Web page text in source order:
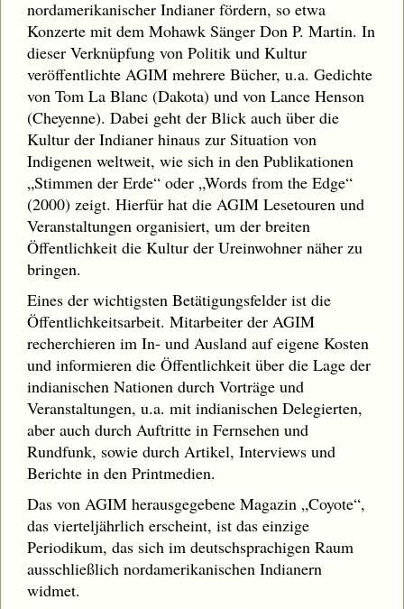
nordamerikanischer Indianer fördern, so etwa
Konzerte mit dem Mohawk Sänger Don P. Martin. In
dieser Verknüpfung von Politik und Kultur
veröffentlichte AGIM mehrere Bücher, u.a. Gedichte
von Tom La Blanc (Dakota) und von Lance Henson
(Cheyenne). Dabei geht der Blick auch über die
Kultur der Indianer hinaus zur Situation von
Indigenen weltweit, wie sich in den Publikationen
„Stimmen der Erde“ oder „Words from the Edge“
(2000) zeigt. Hierfür hat die AGIM Lesetouren und
Veranstaltungen organisiert, um der breiten
Öffentlichkeit die Kultur der Ureinwohner näher zu
bringen.
Eines der wichtigsten Betätigungsfelder ist die
Öffentlichkeitsarbeit. Mitarbeiter der AGIM
recherchieren im In- und Ausland auf eigene Kosten
und informieren die Öffentlichkeit über die Lage der
indianischen Nationen durch Vorträge und
Veranstaltungen, u.a. mit indianischen Delegierten,
aber auch durch Auftritte in Fernsehen und
Rundfunk, sowie durch Artikel, Interviews und
Berichte in den Printmedien.
Das von AGIM herausgegebene Magazin „Coyote“,
das vierteljährlich erscheint, ist das einzige
Periodikum, das sich im deutschsprachigen Raum
ausschließlich nordamerikanischen Indianern
widmet.